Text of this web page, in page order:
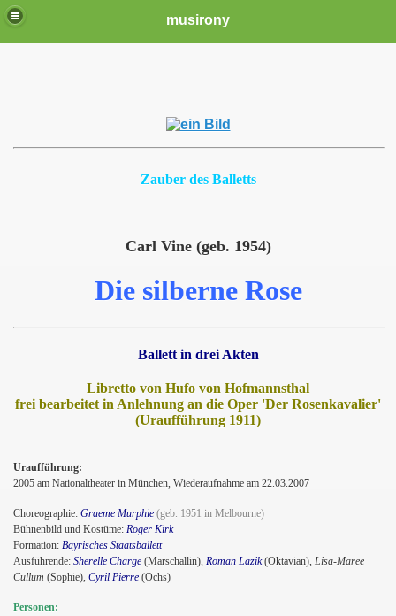
musirony
Zauber des Balletts
Carl Vine (geb. 1954)
Die silberne Rose
Ballett in drei Akten
Libretto von Hufo von Hofmannsthal
frei bearbeitet in Anlehnung an die Oper 'Der Rosenkavalier'
(Uraufführung 1911)
Uraufführung:
2005 am Nationaltheater in München, Wiederaufnahme am 22.03.2007
Choreographie: Graeme Murphie (geb. 1951 in Melbourne)
Bühnenbild und Kostüme: Roger Kirk
Formation: Bayrisches Staatsballett
Ausführende: Sherelle Charge (Marschallin), Roman Lazik(Oktavian), Lisa-Maree
Cullum (Sophie), Cyril Pierre (Ochs)
Personen: